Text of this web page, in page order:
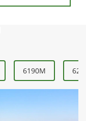
6190M